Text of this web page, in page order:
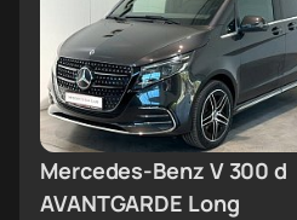
Mercedes-Benz V 300 d
AVANTGARDE Long
≈ €166 095